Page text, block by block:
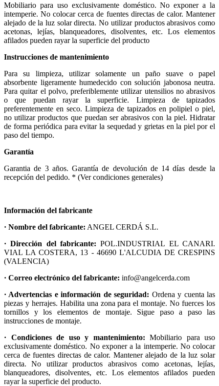
Mobiliario para uso exclusivamente doméstico. No exponer a la
intemperie. No colocar cerca de fuentes directas de calor. Mantener
alejado de la luz solar directa. No utilizar productos abrasivos como
acetonas, lejías, blanqueadores, disolventes, etc. Los elementos
afilados pueden rayar la superficie del producto
Instrucciones de mantenimiento
Para su limpieza, utilizar solamente un paño suave o papel
absorbente ligeramente humedecido con solución jabonosa neutra.
Para quitar el polvo, preferiblemente utilizar utensilios no abrasivos
o que puedan rayar la superficie. Limpieza de tapizados
preferentemente en seco. Limpieza de tapizados en polipiel o piel,
no utilizar productos que puedan ser abrasivos con la piel. Hidratar
de forma periódica para evitar la sequedad y grietas en la piel por el
paso del tiempo.
Garantía
Garantia de 3 años. Garantía de devolución de 14 días desde la
recepción del pedido. * (Ver condiciones generales)
Información del fabricante
· Nombre del fabricante: ANGEL CERDÁ S.L.
· Dirección del fabricante: POL.INDUSTRIAL EL CANARI.
VIAL LA COSTERA, 13 - 46690 L'ALCUDIA DE CRESPINS
(VALENCIA)
· Correo electrónico del fabricante: info@angelcerda.com
· Advertencias e información de seguridad: Ordena y cuenta las
piezas y herrajes. Habilita una zona para el montaje. No fuerces los
tornillos y los elementos de montaje. Sigue paso a paso las
instrucciones de montaje.
· Condiciones de uso y mantenimiento: Mobiliario para uso
exclusivamente doméstico. No exponer a la intemperie. No colocar
cerca de fuentes directas de calor. Mantener alejado de la luz solar
directa. No utilizar productos abrasivos como acetonas, lejías,
blanqueadores, disolventes, etc. Los elementos afilados pueden
rayar la superficie del producto.